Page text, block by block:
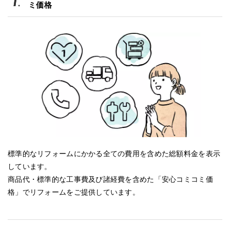
ミ価格
標準的なリフォームにかかる全ての費用を含めた総額料金を表示
しています。
商品代・標準的な工事費及び諸経費を含めた「安心コミコミ価
格」でリフォームをご提供しています。